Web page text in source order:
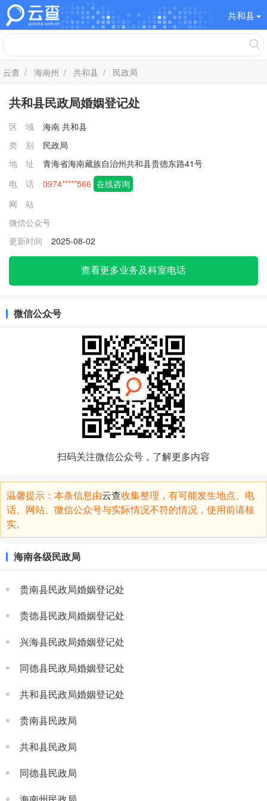
共和县
云查 / 海南州 / 共和县 / 民政局
共和县民政局婚姻登记处
区 域 海南 共和县
类 别
民政局
地 址
青海省海南藏族自治州共和县贵德东路41号
电 话
0974*****566 在线咨询
网 站
微信公众号
更新时间
2025-08-02
查看更多业务及科室电话
微信公众号
扫码关注微信公众号，了解更多内容
温馨提示：本条信息由云查收集整理，有可能发生地点、电
话、网站、微信公众号与实际情况不符的情况，使用前请核
实。
海南各级民政局
贵南县民政局婚姻登记处
贵德县民政局婚姻登记处
兴海县民政局婚姻登记处
同德县民政局婚姻登记处
共和县民政局婚姻登记处
贵南县民政局
共和县民政局
同德县民政局